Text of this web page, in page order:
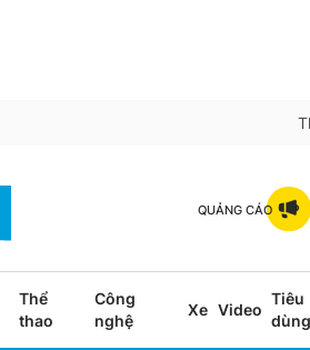
QUẢNG CÁO
Thể
thao
Công
nghệ
Xe Video
Tiêu
dùng